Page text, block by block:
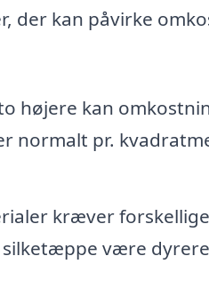
der kan påvirke
højere kan
pr.
kræver
være